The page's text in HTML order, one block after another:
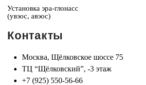
Установка эра-глонасс
(увэос, авэос)
Контакты
Москва, Щёлковское шоссе 75
ТЦ “Щёлковский”, -3 этаж
+7 (925) 550-56-66